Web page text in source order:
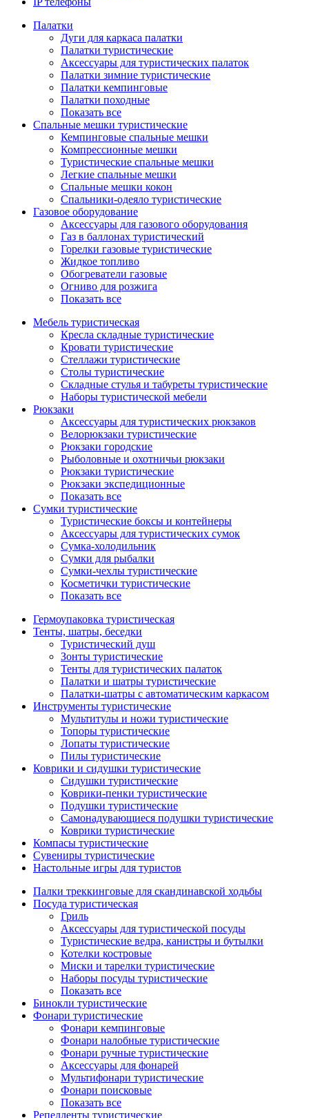
Палатки
Дуги для каркаса палатки
Палатки туристические
Аксессуары для туристических палаток
Палатки зимние туристические
Палатки кемпинговые
Палатки походные
Показать все
Спальные мешки туристические
Кемпинговые спальные мешки
Компрессионные мешки
Туристические спальные мешки
Легкие спальные мешки
Спальные мешки кокон
Спальники-одеяло туристические
Газовое оборудование
Аксессуары для газового оборудования
Газ в баллонах туристический
Горелки газовые туристические
Жидкое топливо
Обогреватели газовые
Огниво для розжига
Показать все
Мебель туристическая
Кресла складные туристические
Кровати туристические
Стеллажи туристические
Столы туристические
Складные стулья и табуреты туристические
Наборы туристической мебели
Рюкзаки
Аксессуары для туристических рюкзаков
Велорюкзаки туристические
Рюкзаки городские
Рыболовные и охотничьи рюкзаки
Рюкзаки туристические
Рюкзаки экспедиционные
Показать все
Сумки туристические
Туристические боксы и контейнеры
Аксессуары для туристических сумок
Сумка-холодильник
Сумки для рыбалки
Сумки-чехлы туристические
Косметички туристические
Показать все
Гермоупаковка туристическая
Тенты, шатры, беседки
Туристический душ
Зонты туристические
Тенты для туристических палаток
Палатки и шатры туристические
Палатки-шатры с автоматическим каркасом
Инструменты туристические
Мультитулы и ножи туристические
Топоры туристические
Лопаты туристические
Пилы туристические
Коврики и сидушки туристические
Сидушки туристические
Коврики-пенки туристические
Подушки туристические
Самонадувающиеся подушки туристические
Коврики туристические
Компасы туристические
Сувениры туристические
Настольные игры для туристов
Палки треккинговые для скандинавской ходьбы
Посуда туристическая
Гриль
Аксессуары для туристической посуды
Туристические ведра, канистры и бутылки
Котелки костровые
Миски и тарелки туристические
Наборы посуды туристические
Показать все
Бинокли туристические
Фонари туристические
Фонари кемпинговые
Фонари налобные туристические
Фонари ручные туристические
Аксессуары для фонарей
Мультифонари туристические
Фонари поисковые
Показать все
Репелленты туристические